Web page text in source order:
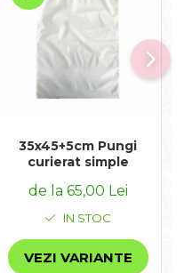
35x45+5cm Pungi
curierat simple
de la 65,00 Lei
IN STOC
VEZI VARIANTE